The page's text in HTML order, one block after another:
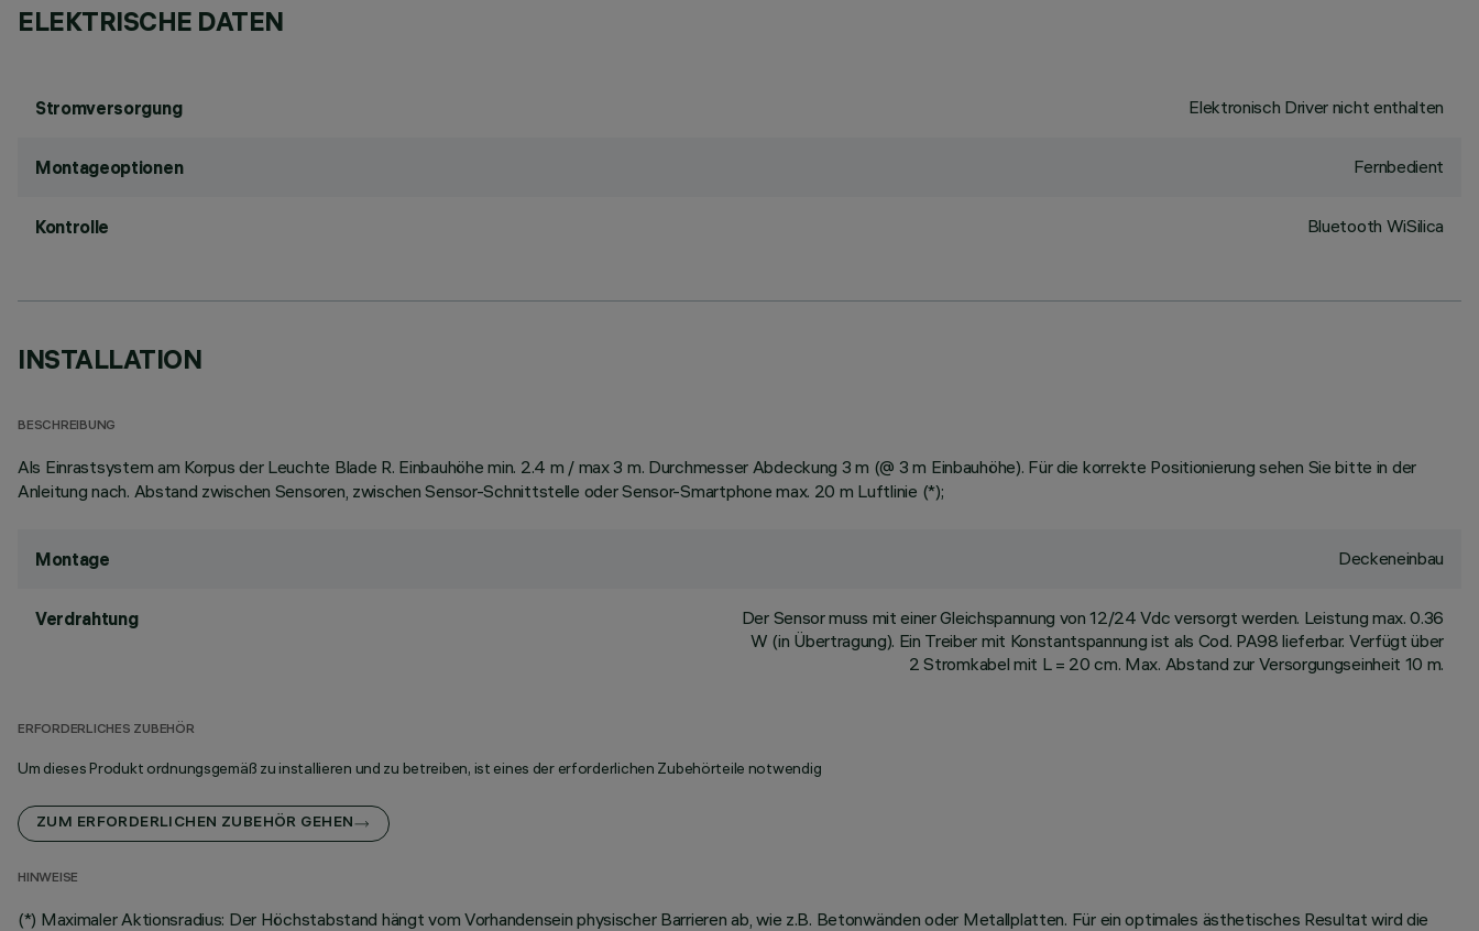
ELEKTRISCHE DATEN
Stromversorgung Elektronisch Driver nicht enthalten
Montageoptionen Fernbedient
Kontrolle Bluetooth WiSilica
INSTALLATION
BESCHREIBUNG
Als Einrastsystem am Korpus der Leuchte Blade R. Einbauhöhe min. 2.4 m / max 3 m. Durchmesser Abdeckung 3 m (@ 3 m Einbauhöhe). Für die korrekte Positionierung sehen Sie bitte in der
Anleitung nach. Abstand zwischen Sensoren, zwischen Sensor-Schnittstelle oder Sensor-Smartphone max. 20 m Luftlinie (*);
Montage Deckeneinbau
Verdrahtung
Der Sensor muss mit einer Gleichspannung von 12/24 Vdc versorgt werden. Leistung max. 0.36
W (in Übertragung). Ein Treiber mit Konstantspannung ist als Cod. PA98 lieferbar. Verfügt über
2 Stromkabel mit L = 20 cm. Max. Abstand zur Versorgungseinheit 10 m.
ERFORDERLICHES ZUBEHÖR
Um dieses Produkt ordnungsgemäß zu installieren und zu betreiben, ist eines der erforderlichen Zubehörteile notwendig
ZUM ERFORDERLICHEN ZUBEHÖR GEHEN
HINWEISE
(*) Maximaler Aktionsradius: Der Höchstabstand hängt vom Vorhandensein physischer Barrieren ab, wie z.B. Betonwänden oder Metallplatten. Für ein optimales ästhetisches Resultat wird die